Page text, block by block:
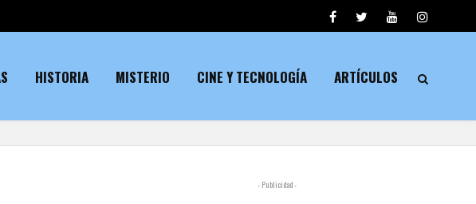
HISTORIA MISTERIO CINE Y TECNOLOGÍA ARTÍCULOS
- Publicidad -